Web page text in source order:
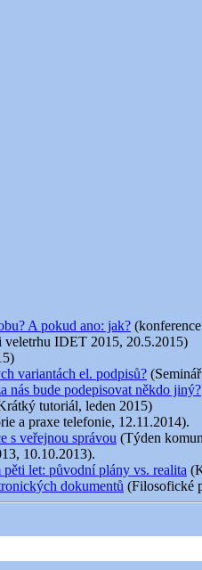
A pokud ano: jak?
veletrhu IDET 2015, 20.5.2015)
variantách el. podpisů?
nás bude podepisovat někdo jiný?
tutoriál, leden 2015)
a praxe telefonie, 12.11.2014).
s veřejnou správou (Týden
10.10.2013).
let: původní plány vs. realita
dokumentů (Filosofické